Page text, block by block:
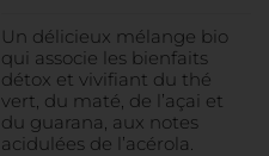
Un délicieux mélange bio
qui associe les bienfaits
détox et vivifiant du thé
vert, du maté, de l’açai et
du guarana, aux notes
acidulées de l’acérola.